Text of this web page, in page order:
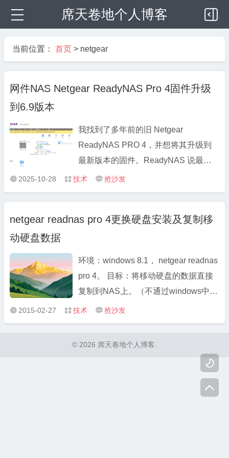
席天卷地个人博客


当前位置： 首页 > netgear
网件NAS Netgear ReadyNAS Pro 4固件升级
到6.9版本
我找到了多年前的旧 Netgear
ReadyNAS PRO 4，并想将其升级到
最新版本的固件。ReadyNAS 说最新
版本是 RAIDiator 4.2，但是当我访问
Netgear 的支持网站时，他们似乎发布
统 – 最新版本是 6.10.3。 一些互联网
 2025-10-28  技术  抢沙发
netgear readnas pro 4更换硬盘安装及复制移
动硬盘数据
环境：windows 8.1， netgear readnas
pro 4。 目标：将移动硬盘的数据直接
复制到NAS上。（不通过windows中
转） 最近NAS比较热门，多数用的群
晖，手上有一个netgear readnas pro
的。先备份原数据，换上新硬盘。开机
显示屏提示RAID错误，开不了机。买
 2015-02-27  技术  抢沙发
© 2026 席天卷地个人博客.